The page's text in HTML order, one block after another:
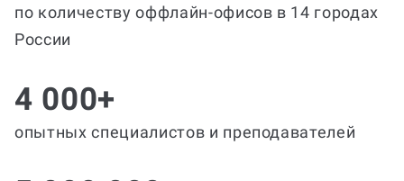
по количеству оффлайн-офисов в 14 городах
России
4 000+
опытных специалистов и преподавателей